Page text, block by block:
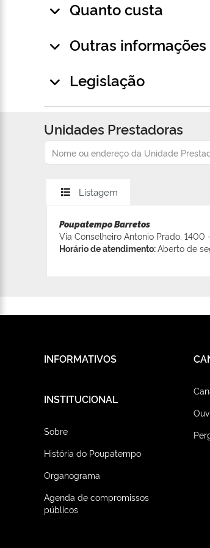
Quanto custa
Outras informações
Legislação
Unidades Prestadoras
Listagem
Poupatempo Barretos
Via Conselheiro Antonio Prado, 1400
Horário de atendimento:Aberto de
INFORMATIVOS
INSTITUCIONAL
Sobre
História do Poupatempo
Organograma
Agenda de compromissos
públicos